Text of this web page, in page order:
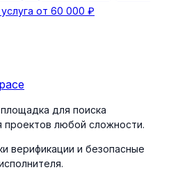
услуга от 60 000 ₽
для поиска
любой сложности.
верификации и безопасные